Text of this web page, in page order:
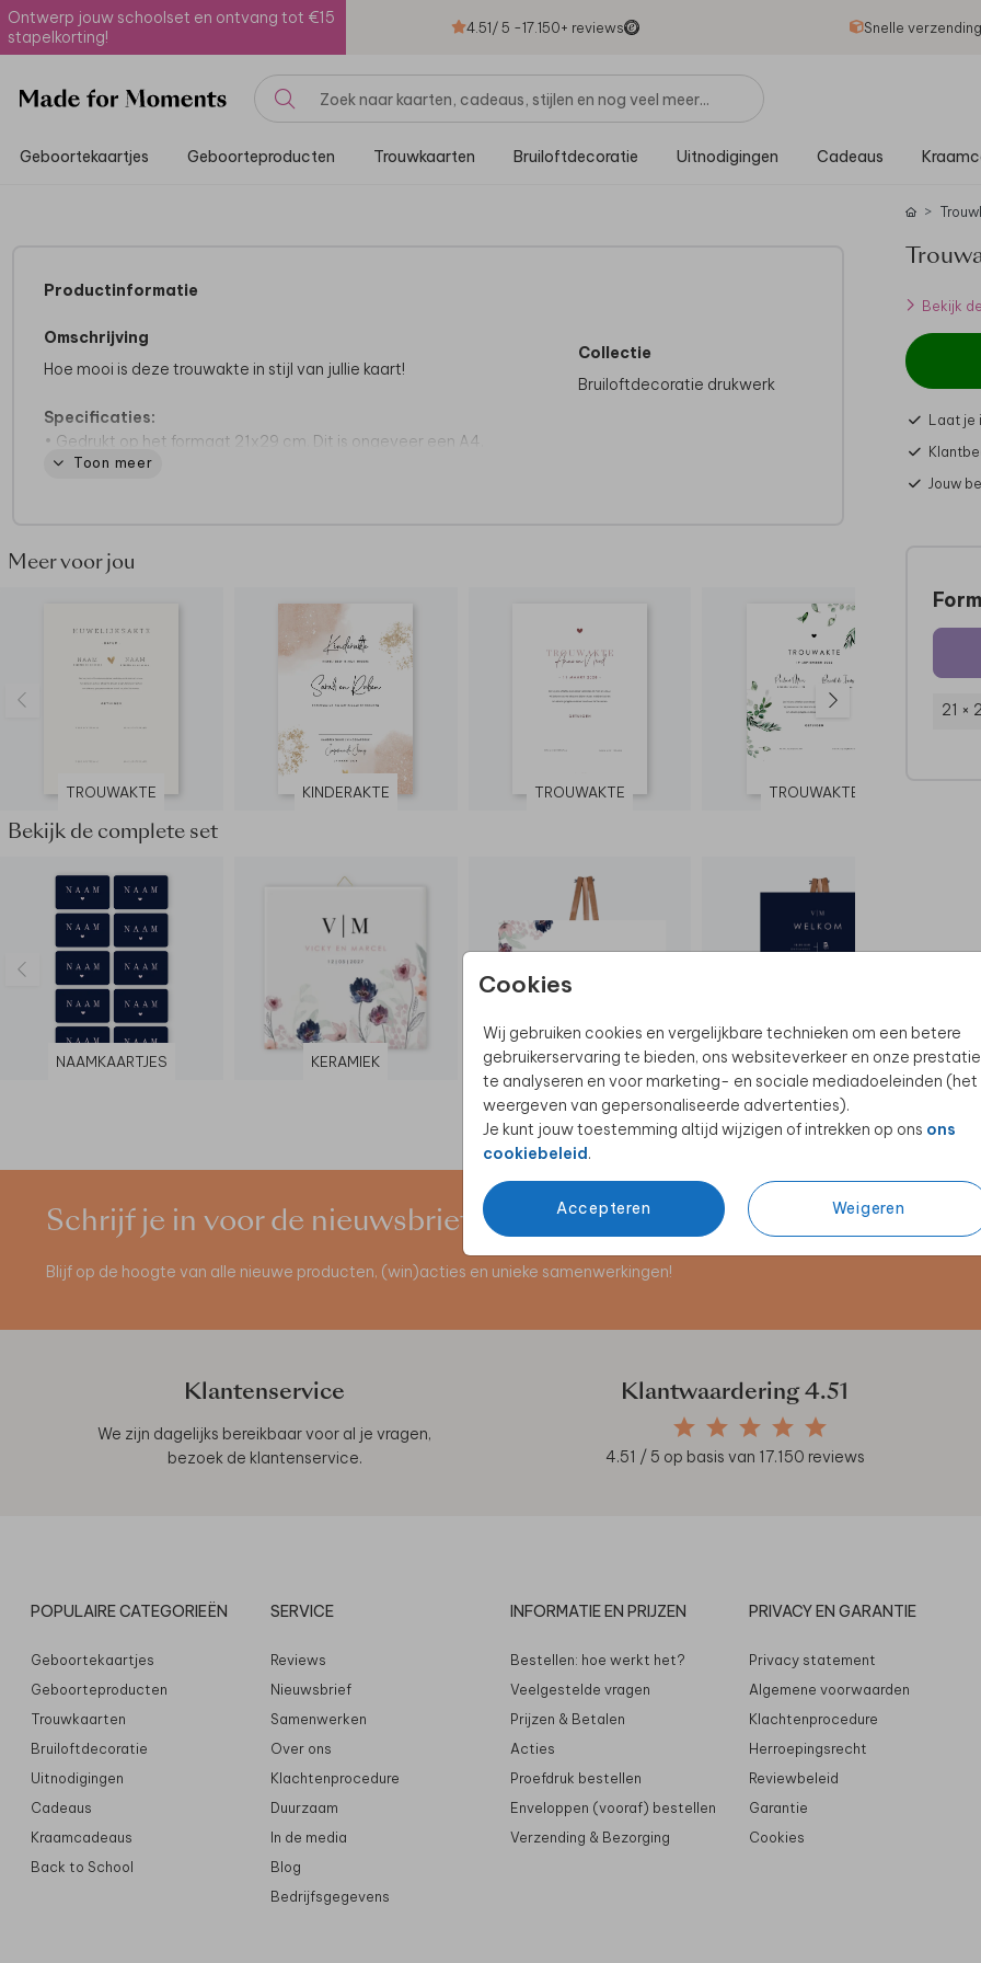
Ontwerp jouw schoolset en ontvang tot €15
stapelkorting!
4.51/ 5 -17.150+ reviews Snelle
Geboortekaartjes Geboorteproducten Trouwkaarten Bruiloftdecoratie Uitnodigingen Cadeaus
Cookies
Wij gebruiken cookies en vergelijkbare technieken om een betere
gebruikerservaring te bieden, ons websiteverkeer en onze
te analyseren en voor marketing- en sociale mediadoeleinden (het
weergeven van gepersonaliseerde advertenties).
Je kunt jouw toestemming altijd wijzigen of intrekken op ons ons
cookiebeleid.
Accepteren Weigeren
Productinformatie
Omschrijving
Hoe mooi is deze trouwakte in stijl van jullie kaart!
Specificaties:
• Gedrukt op het formaat 21x29 cm. Dit is ongeveer een A4.
• Gedrukt op stevig papier
editor. Voeg zo super simpel elementen zelf toe of verwijder
bijvoorbeeld een hele andere look kan creëren? Mocht je er niet
uitkomen, neem dan gerust
contactmet ons op. Wij zijn er om je
te helpen.
Deze basis is ook goed te gebruiken om een kinderakte te
ontwerpen.
een complete set in deze stijl.
Toon meer
Collectie
Bruiloftdecoratie drukwerk
Meer voor jou
TROUWAKTE KINDERAKTE TROUWAKTE TROUWAKTE
Bekijk de complete set
NAAMKAARTJES KERAMIEK BRUILOFTSBORD PROGRAMMABORD
Bekijk
Laat je
Jouw
21 ×
Schrijf je in voor de nieuwsbrief
Blijf op de hoogte van alle nieuwe producten, (win)acties en unieke samenwerkingen!
Klantenservice
We zijn dagelijks bereikbaar voor al je vragen,
bezoek de klantenservice.
Klantwaardering4.51
4.51 / 5 op basis van 17.150 reviews
POPULAIRE CATEGORIEËN
Geboortekaartjes
Geboorteproducten
Trouwkaarten
Bruiloftdecoratie
Uitnodigingen
Cadeaus
Kraamcadeaus
Back to School
SERVICE
Reviews
Nieuwsbrief
Samenwerken
Over ons
Klachtenprocedure
Duurzaam
In de media
Blog
Bedrijfsgegevens
INFORMATIE EN PRIJZEN
Bestellen: hoe werkt het?
Veelgestelde vragen
Prijzen & Betalen
Acties
Proefdruk bestellen
Enveloppen (vooraf) bestellen
Verzending & Bezorging
PRIVACY EN GARANTIE
Privacy statement
Algemene voorwaarden
Klachtenprocedure
Herroepingsrecht
Reviewbeleid
Garantie
Cookies